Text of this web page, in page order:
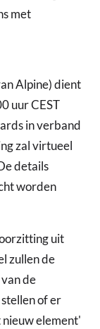
met
Alpine) dient
uur CEST
in verband
zal virtueel
details
worden
uit
zullen de
de
of er
nieuw element'